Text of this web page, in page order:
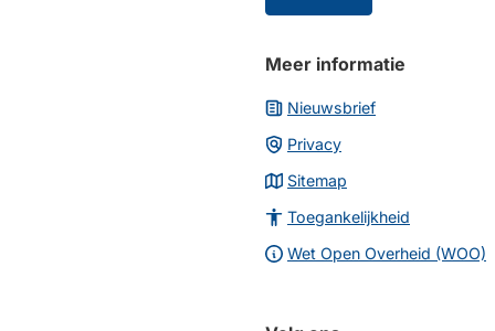
paginainhoud
Meer informatie
Nieuwsbrief
Privacy
Sitemap
Toegankelijkheid
Wet Open Overheid (WOO)